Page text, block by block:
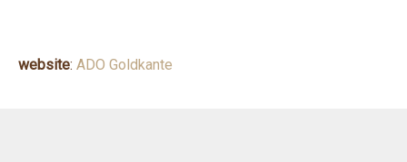
website: ADO Goldkante